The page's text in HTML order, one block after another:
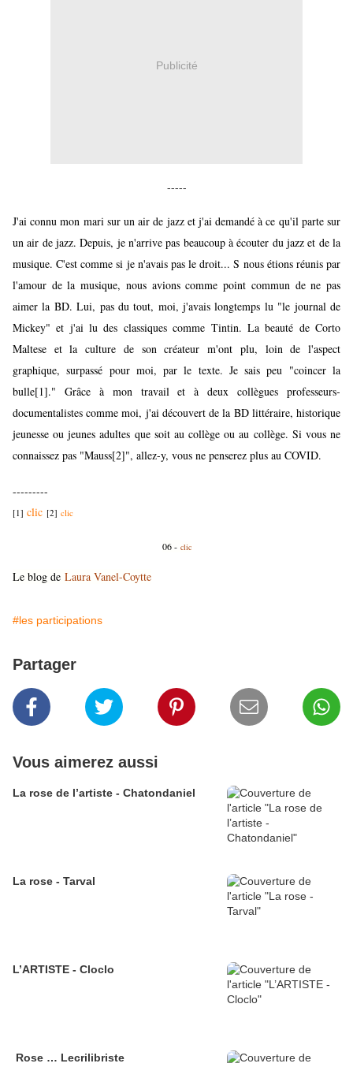
Publicité
-----
J'ai connu mon mari sur un air de jazz et j'ai demandé à ce qu'il parte sur
un air de jazz. Depuis, je n'arrive pas beaucoup à écouter du jazz et de la
musique. C'est comme si je n'avais pas le droit... S nous étions réunis par
l'amour de la musique, nous avions comme point commun de ne pas
aimer la BD. Lui, pas du tout, moi, j'avais longtemps lu "le journal de
Mickey" et j'ai lu des classiques comme Tintin. La beauté de Corto
Maltese et la culture de son créateur m'ont plu, loin de l'aspect
graphique, surpassé pour moi, par le texte. Je sais peu "coincer la
bulle[1]." Grâce à mon travail et à deux collègues professeurs-
documentalistes comme moi, j'ai découvert de la BD littéraire, historique
jeunesse ou jeunes adultes que soit au collège ou au collège. Si vous ne
connaissez pas "Mauss[2]", allez-y, vous ne penserez plus au COVID.
---------
[1] clic [2] clic
06 - clic
Le blog de Laura Vanel-Coytte
#les participations
Partager
Vous aimerez aussi
La rose de l’artiste - Chatondaniel
La rose - Tarval
L’ARTISTE - Cloclo
Rose … Lecrilibriste